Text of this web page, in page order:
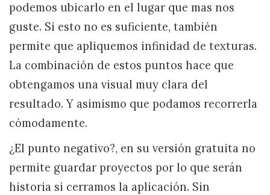
podemos ubicarlo en el lugar que mas nos
guste. Si esto no es suficiente, también
permite que apliquemos infinidad de texturas.
La combinación de estos puntos hace que
obtengamos una visual muy clara del
resultado. Y asimismo que podamos recorrerla
cómodamente.
¿El punto negativo?, en su versión gratuita no
permite guardar proyectos por lo que serán
historia si cerramos la aplicación. Sin